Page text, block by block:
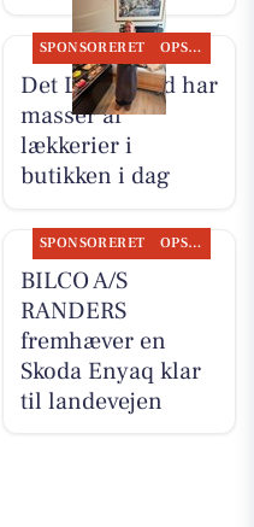
SPONSORERET OPSLAGSTAVLEN
Det Lune Brød har
masser af
lækkerier i
butikken i dag
SPONSORERET OPSLAGSTAVLEN
BILCO A/S
RANDERS
fremhæver en
Skoda Enyaq klar
til landevejen